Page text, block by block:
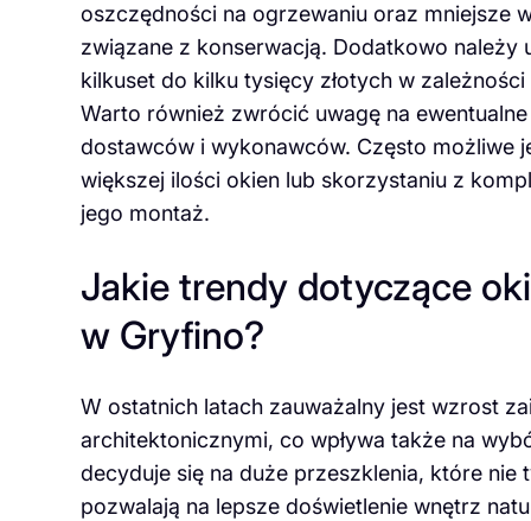
oszczędności na ogrzewaniu oraz mniejsze
związane z konserwacją. Dodatkowo
kilkuset do kilku tysięcy złotych w
Warto również zwrócić uwagę na
dostawców i wykonawców. Często możliwe
większej ilości okien lub skorzystaniu z
jego montaż.
Jakie trendy dotyczące
w Gryfino?
W ostatnich latach zauważalny jest wzrost
architektonicznymi, co wpływa także na
decyduje się na duże przeszklenia, które
pozwalają na lepsze doświetlenie wnętrz